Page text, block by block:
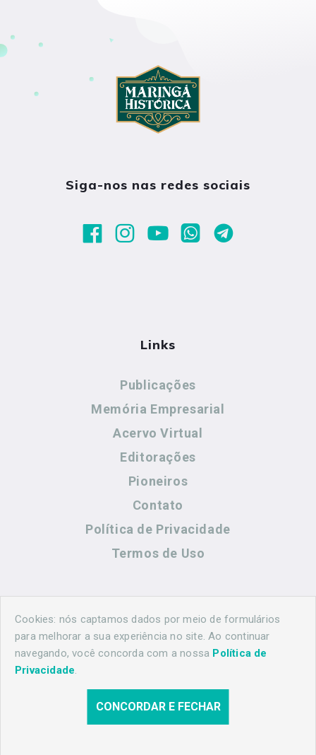
Siga-nos nas redes sociais
Links
Publicações
Memória Empresarial
Acervo Virtual
Editorações
Pioneiros
Contato
Política de Privacidade
Termos de Uso
Contato
(44) 99883-8883
Cookies: nós captamos dados por meio de formulários
para melhorar a sua experiência no site. Ao continuar
navegando, você concorda com a nossa Política de
Privacidade.
CONCORDAR E FECHAR